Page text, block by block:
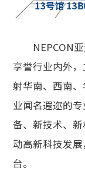
NEPCON
享誉行业内外
射华南、西南
业闻名遐迩的
备、新技术、
动高新科技发
台。